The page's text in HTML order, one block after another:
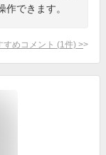
できます。
すめコメント (1 件) >